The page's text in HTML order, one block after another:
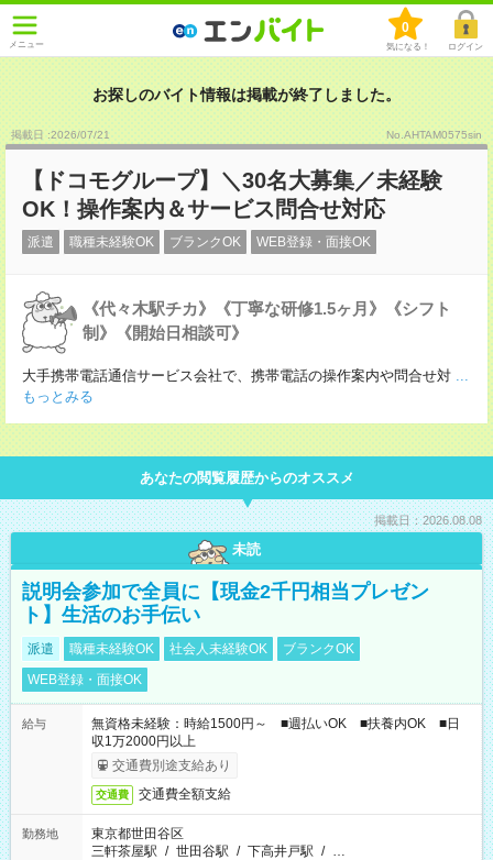
メニュー
0
気になる！ ログイン
お探しのバイト情報は掲載が終了しました。
掲載日 :2026/07/21 No.AHTAM0575sin
【ドコモグループ】＼30名大募集／未経験
OK！操作案内＆サービス問合せ対応
派遣 職種未経験OK ブランクOK WEB登録・面接OK
《代々木駅チカ》《丁寧な研修1.5ヶ月》《シフト
制》《開始日相談可》
大手携帯電話通信サービス会社で、携帯電話の操作案内や問合せ対 ...
もっとみる
あなたの閲覧履歴からのオススメ
掲載日：2026.08.08
未読
説明会参加で全員に【現金2千円相当プレゼン
ト】生活のお手伝い
派遣 職種未経験OK 社会人未経験OK
ブランクOK
WEB登録・面接OK
給与
無資格未経験：時給1500円～ ■週払いOK ■扶養内OK ■日
収1万2000円以上
交通費別途支給あり
交通費 交通費全額支給
勤務地
東京都世田谷区
三軒茶屋駅 / 世田谷駅 / 下高井戸駅 / …